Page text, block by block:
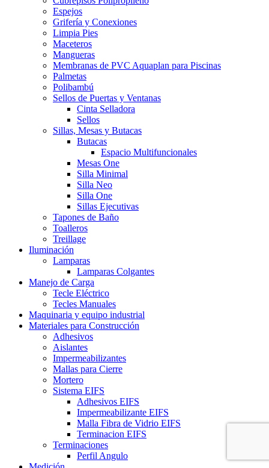
Espejos
Grifería y Conexiones
Limpia Pies
Maceteros
Mangueras
Membranas de PVC Aquaplan para Piscinas
Palmetas
Polibambú
Sellos de Puertas y Ventanas
Cinta Selladora
Sellos
Sillas, Mesas y Butacas
Butacas
Espacio Multifuncionales
Mesas One
Silla Minimal
Silla Neo
Silla One
Sillas Ejecutivas
Tapones de Baño
Toalleros
Treillage
Iluminación
Lamparas
Lamparas Colgantes
Manejo de Carga
Tecle Eléctrico
Tecles Manuales
Maquinaria y equipo industrial
Materiales para Construcción
Adhesivos
Aislantes
Impermeabilizantes
Mallas para Cierre
Mortero
Sistema EIFS
Adhesivos EIFS
Impermeabilizante EIFS
Malla Fibra de Vidrio EIFS
Terminacion EIFS
Terminaciones
Perfil Angulo